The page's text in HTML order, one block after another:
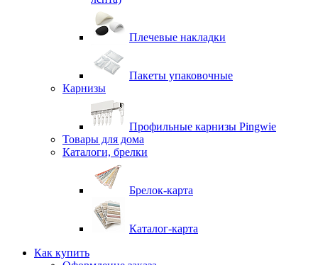
Плечевые накладки
Пакеты упаковочные
Карнизы
Профильные карнизы Pingwie
Товары для дома
Каталоги, брелки
Брелок-карта
Каталог-карта
Как купить